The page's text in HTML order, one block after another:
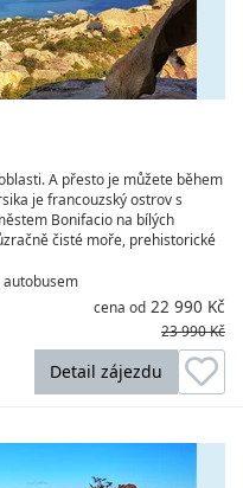
A přesto je můžete během
je francouzský ostrov s
Bonifacio na bílých
čisté moře, prehistorické
autobusem
cena od 22 990 Kč
23 990 Kč
Detail zájezdu